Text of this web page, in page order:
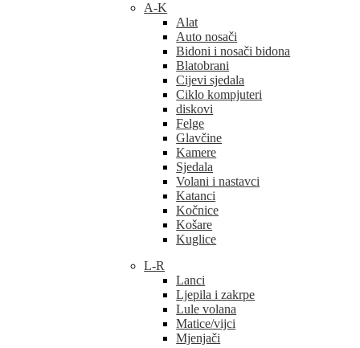
A-K
Alat
Auto nosači
Bidoni i nosači bidona
Blatobrani
Cijevi sjedala
Ciklo kompjuteri
diskovi
Felge
Glavčine
Kamere
Sjedala
Volani i nastavci
Katanci
Kočnice
Košare
Kuglice
L-R
Lanci
Ljepila i zakrpe
Lule volana
Matice/vijci
Mjenjači